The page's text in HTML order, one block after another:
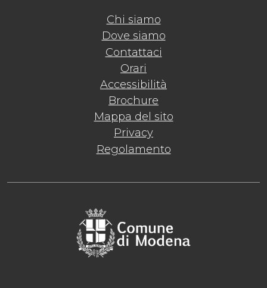
Chi siamo
Dove siamo
Contattaci
Orari
Accessibilità
Brochure
Mappa del sito
Privacy
Regolamento